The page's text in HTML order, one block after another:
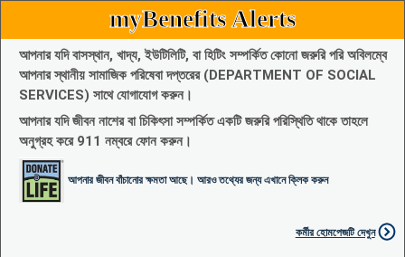
myBenefits Alerts
আপনার যদি বাসস্থান, খাদ্য, ইউটিলিটি, বা হিটিং সম্পর্কিত কোনো জরুরি পরি অবিলম্বে
আপনার স্থানীয় সামাজিক পরিষেবা দপ্তরের (DEPARTMENT OF SOCIAL
SERVICES) সাথে যোগাযোগ করুন।
আপনার যদি জীবন নাশের বা চিকিৎসা সম্পর্কিত একটি জরুরি পরিস্থিতি থাকে তাহলে
অনুগ্রহ করে 911 নম্বরে ফোন করুন।
আপনার জীবন বাঁচানোর ক্ষমতা আছে। আরও তথ্যের জন্য এখানে ক্লিক করুন
কর্মীর হোমপেজটি দেখুন